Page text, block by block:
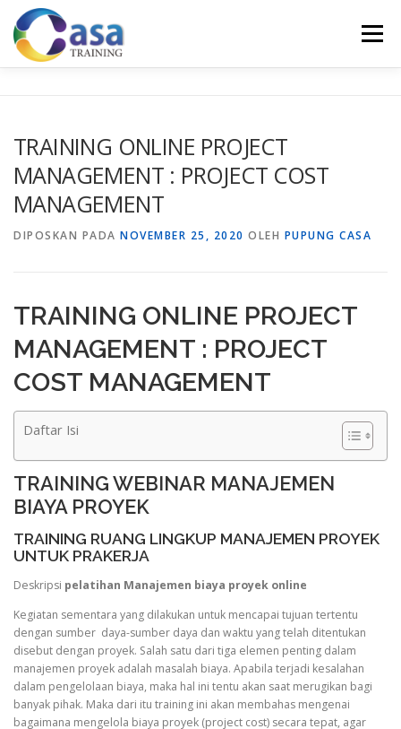
Lompat
konten
Menu
KONTAK KAMI SERTIFIKASI EVALUASI
TRAINING ONLINE PROJECT
MANAGEMENT : PROJECT COST
MANAGEMENT
DIPOSKAN PADA NOVEMBER 25, 2020 OLEH PUPUNG CASA
TRAINING ONLINE PROJECT
MANAGEMENT : PROJECT
COST MANAGEMENT
Daftar Isi
TRAINING WEBINAR MANAJEMEN
BIAYA PROYEK
TRAINING RUANG LINGKUP MANAJEMEN PROYEK
UNTUK PRAKERJA
Deskripsi pelatihan Manajemen biaya proyek online
Kegiatan sementara yang dilakukan untuk mencapai tujuan tertentu
dengan sumber daya-sumber daya dan waktu yang telah ditentukan
disebut dengan proyek. Salah satu dari tiga elemen penting dalam
manajemen proyek adalah masalah biaya. Apabila terjadi kesalahan
dalam pengelolaan biaya, maka hal ini tentu akan saat merugikan bagi
banyak pihak. Maka dari itu training ini akan membahas mengenai
bagaimana mengelola biaya proyek (project cost) secara tepat, agar